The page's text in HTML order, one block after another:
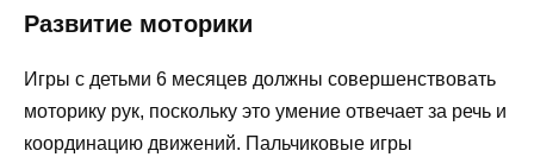
Развитие моторики
Игры с детьми 6 месяцев должны совершенствовать
моторику рук, поскольку это умение отвечает за речь и
координацию движений. Пальчиковые игры